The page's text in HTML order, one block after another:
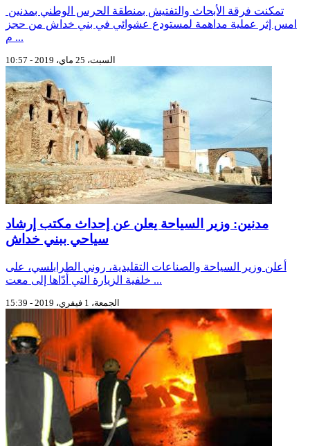
امس إثر عملية مداهمة لمستودع عشوائي في بني خداش من حجز
م ...
السبت، 25 ماي، 2019 - 10:57
مدنين: وزير السياحة يعلن عن إحداث مكتب إرشاد
سياحي ببني خداش
أعلن وزير السياحة والصناعات التقليدية، روني الطرابلسي، على
خلفية الزيارة التي أدّاها إلى معت ...
الجمعة، 1 فيفري، 2019 - 15:39